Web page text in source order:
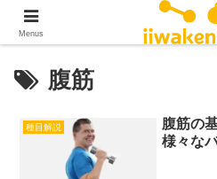
腹筋
種目解説
腹筋の
様々な
Menus